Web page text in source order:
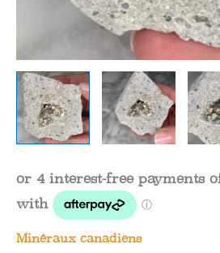
Minéraux canadiens